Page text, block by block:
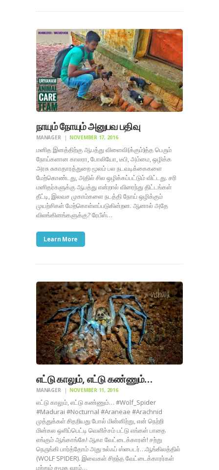
நாயும் நோயும் அனுபவ பதிவு
MANAGER NOVEMBER 17, 2016
மனித இனத்திற்கு ஆபத்து விளைவி(க்கும்)த்த பெரும்
நோய்களான காலரா, போலியோ, டீபி, அம்மை, ஒழிக்க
அரசு சுகாதாரத்துறை மூலம் பல நடவடிக்கைகளை
மேற்கொண்டது, அதில் சில ஒழிக்கப்பட்டும் விட்டது. சரி
மனிதர்களுக்கு ஆபத்து என்றால் விரைந்து திட்டங்கள்
தீட்டி, இலவச முகாம்களை நடத்தி நோய் ஒழிக்கும்
முயற்சிகள் மேற்கொள்ளப்படுகின்றன. ஆனால் அதே
விலங்கினங்களுக்கு? ரேபீஸ்…
Learn More
எட்டு காலும், எட்டு கண்ணும்…
MANAGER NOVEMBER 11, 2016
எட்டு காலும், எட்டு கண்ணும்… #Wolf_Spider
#Madurai #Nocturnal #Araneae #Arachnid
முத்துக்கள் சிதறியது போல் மின்னிற்று, என் நெற்றி
மின்கல ஒளிப்பெட்டி வெளிச்சம் பட்டு எங்கள் பாதை
எங்கும் ஆங்காங்கே! ஆகா வேட்டைக்காரன்! சற்று
நெருங்கி பார்த்தோம் அது உல்ஃப் ஸ்பைடர்…ஆங்கிலத்தில்
(WOLF SPIDER). இவைகள் சிறந்த வேட்டைக்காரர்கள்
மற்றும் சமூக வாழ்…